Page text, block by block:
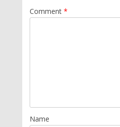
Comment *
Name